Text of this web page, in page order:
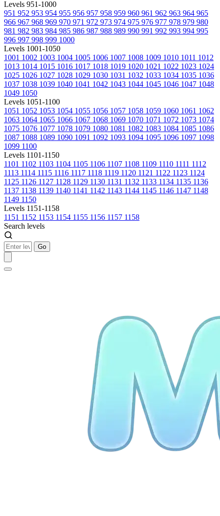
Levels 951-1000
951 952 953 954 955 956 957 958 959 960 961 962 963 964 965
966 967 968 969 970 971 972 973 974 975 976 977 978 979 980
981 982 983 984 985 986 987 988 989 990 991 992 993 994 995
996 997 998 999 1000
Levels 1001-1050
1001 1002 1003 1004 1005 1006 1007 1008 1009 1010 1011 1012
1013 1014 1015 1016 1017 1018 1019 1020 1021 1022 1023 1024
1025 1026 1027 1028 1029 1030 1031 1032 1033 1034 1035 1036
1037 1038 1039 1040 1041 1042 1043 1044 1045 1046 1047 1048
1049 1050
Levels 1051-1100
1051 1052 1053 1054 1055 1056 1057 1058 1059 1060 1061 1062
1063 1064 1065 1066 1067 1068 1069 1070 1071 1072 1073 1074
1075 1076 1077 1078 1079 1080 1081 1082 1083 1084 1085 1086
1087 1088 1089 1090 1091 1092 1093 1094 1095 1096 1097 1098
1099 1100
Levels 1101-1150
1101 1102 1103 1104 1105 1106 1107 1108 1109 1110 1111 1112
1113 1114 1115 1116 1117 1118 1119 1120 1121 1122 1123 1124
1125 1126 1127 1128 1129 1130 1131 1132 1133 1134 1135 1136
1137 1138 1139 1140 1141 1142 1143 1144 1145 1146 1147 1148
1149 1150
Levels 1151-1158
1151 1152 1153 1154 1155 1156 1157 1158
Search levels
Go